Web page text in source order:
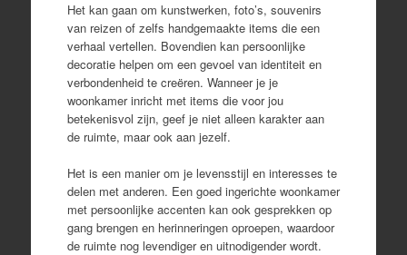
Het kan gaan om kunstwerken, foto’s, souvenirs
van reizen of zelfs handgemaakte items die een
verhaal vertellen. Bovendien kan persoonlijke
decoratie helpen om een gevoel van identiteit en
verbondenheid te creëren. Wanneer je je
woonkamer inricht met items die voor jou
betekenisvol zijn, geef je niet alleen karakter aan
de ruimte, maar ook aan jezelf.
Het is een manier om je levensstijl en interesses te
delen met anderen. Een goed ingerichte woonkamer
met persoonlijke accenten kan ook gesprekken op
gang brengen en herinneringen oproepen, waardoor
de ruimte nog levendiger en uitnodigender wordt.